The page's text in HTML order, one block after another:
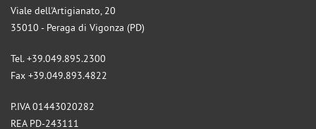
Viale dell'Artigianato, 20
35010 - Peraga di Vigonza (PD)
Tel. +39.049.895.2300
Fax +39.049.893.4822
P.IVA 01443020282
REA PD-243111